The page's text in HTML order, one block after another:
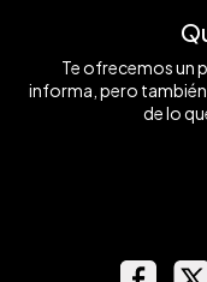
Te ofrecemos un
informa, pero
de lo